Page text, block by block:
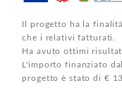
Il progetto ha la
che i relativi fatturati.
Ha avuto ottimi
L'importo finanziato
progetto è stato di €